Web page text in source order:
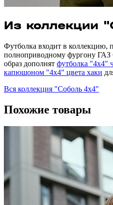
Из коллекции
Футболка входит в коллекцию,
полноприводному фургону ГАЗ
образ дополнят футболка "4х4"
капюшоном "4х4" цвета хаки
Вся коллекция "Соболь 4х4"
Похожие товары